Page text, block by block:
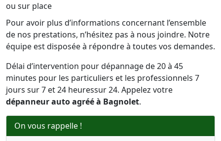
ou sur place
Pour avoir plus d’informations concernant l’ensemble
de nos prestations, n’hésitez pas à nous joindre. Notre
équipe est disposée à répondre à toutes vos demandes.
Délai d’intervention pour dépannage de 20 à 45
minutes pour les particuliers et les professionnels 7
jours sur 7 et 24 heuressur 24. Appelez votre
dépanneur auto agréé à Bagnolet.
On vous rappelle !